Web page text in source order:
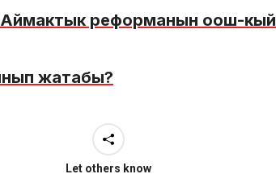
Аймактык реформанын оош-
жатабы?
Let others know